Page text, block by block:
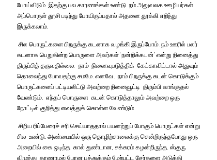
போய்விடும் இதற்கு பல காரணங்கள் உண்டு நம் அலுவலக ஊழியர்கள்
அப்பொருள் தூசி படிந்து போயிருப்பதால் அதனை தூக்கி எறிந்து
இருக்கலாம்
சில பொருட்களை பிறருக்கு கடனாக வழங்கி இருப்போம் நம் ஊரில் பலர்
கடனாக பெறுகின்ற பொருளை அவர்கள் ‘நன்றிக்கடன்’ என்று நினைத்து
திருப்பித் தருவதில்லை நாம் நினைவுபடுத்திக் கேட்காவிட்டால் அதுவும்
தொலைந்து போவதற்கு சமமே எனவே நாம் பிறருக்கு கடன் கொடுக்கும்
பொருட்களைப் பட்டியலிட்டு அவற்றை நினைவூட்டி திரும்பி வாங்குதல்
வேண்டும் எந்தப் பொருளை கடன் கொடுத்தாலும் அவற்றை ஒரு
நோட்டில் குறித்து வைத்துக் கொள்ள வேண்டும்
சிறிய ரிப்பேரைச் சரி செய்யாததால் பயனற்றுப் போகும் பொருட்கள் என்று
சில உண்டு அண்மையில் ஒரு தொழிற்சாலைக்கு சென்றிருந்தபோது ஒரு
அறையில் கை ஒடிந்த கால் துண்டான சக்கரம் கழன்றிருந்த ஸ்குரு
விழுந்து காணாமல் போன பத்துக்கும் மேற்பட்ட சேர்களை அடுக்கி